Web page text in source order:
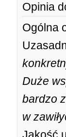
Opinia
Ogólna
Duże
bardzo
w